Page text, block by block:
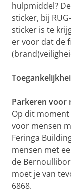
hulpmiddel?
sticker, bij
sticker is te
er voor dat de
Parkeren voor
Op dit
voor mensen
Feringa
mensen met
de
moet je van
6868.